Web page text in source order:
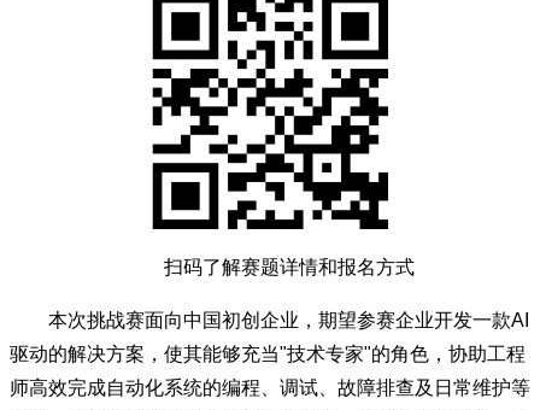
扫码了解赛题详情和报名方式
本次挑战赛面向中国初创企业，期望参赛企业开发一款AI
驱动的解决方案，使其能够充当"技术专家"的角色，协助工程
师高效完成自动化系统的编程、调试、故障排查及日常维护等